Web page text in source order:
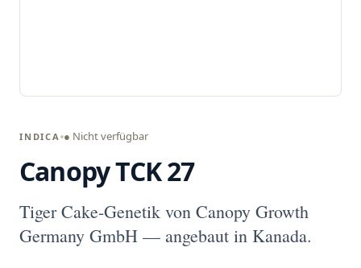
INDICA ● Nicht verfügbar
Canopy TCK 27
Tiger Cake-Genetik von Canopy Growth
Germany GmbH — angebaut in Kanada.